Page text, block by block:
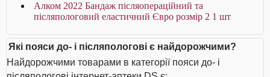
Алком 2022 Бандаж післяопераційний та
післяпологовий еластичний Євро розмір 2 1 шт
Які пояси до- і післяпологові є найдорожчими?
Найдорожчими товарами в категорії пояси до- і